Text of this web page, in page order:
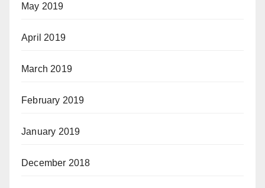
May 2019
April 2019
March 2019
February 2019
January 2019
December 2018